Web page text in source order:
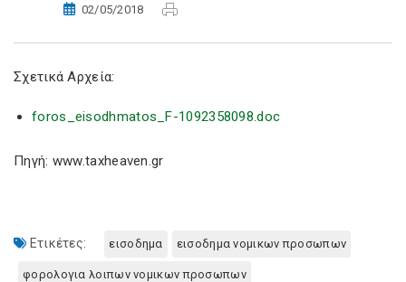
02/05/2018
Σχετικά Αρχεία:
foros_eisodhmatos_F-1092358098.doc
Πηγή: www.taxheaven.gr
Ετικέτες: εισοδημα εισοδημα νομικων προσωπων
φορολογια λοιπων νομικων προσωπων